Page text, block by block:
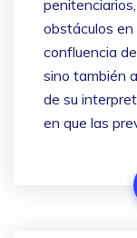
obstáculos en
confluencia
sino también
de su
en que las